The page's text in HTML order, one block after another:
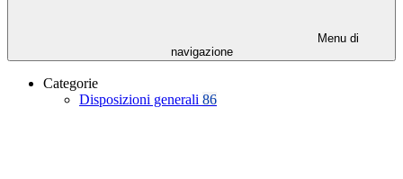
Menu di
navigazione
Categorie
Disposizioni generali 86